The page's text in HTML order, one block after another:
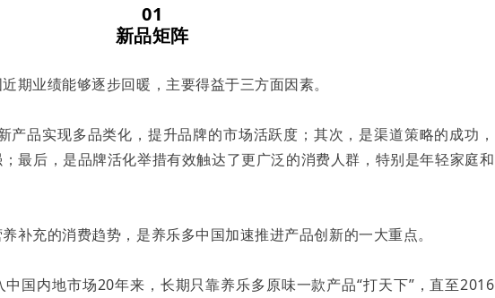
01
新品矩阵
期业绩能够逐步回暖，主要得益于三方面因素。
产品实现多品类化，提升品牌的市场活跃度；其次，是渠道策略的成功，
最后，是品牌活化举措有效触达了更广泛的消费人群，特别是年轻家庭和
补充的消费趋势，是养乐多中国加速推进产品创新的一大重点。
国内地市场20年来，长期只靠养乐多原味一款产品“打天下”，直至2016